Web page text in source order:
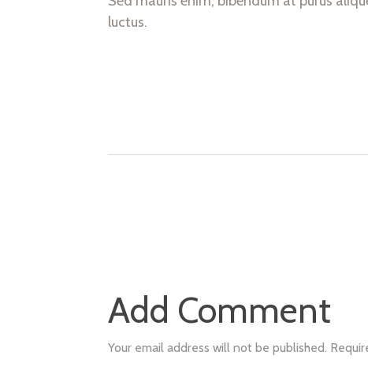
luctus.
Add Comment
Your email address will not be published.